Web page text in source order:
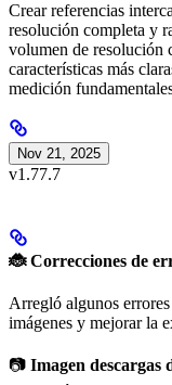
Crear referencias
resolución completa y
volumen de resolución
características más
medición
Nov 21, 2025
v1.77.7
🐞 Correcciones de
Arregló algunos
imágenes y mejorar la
📷 Imagen descargas